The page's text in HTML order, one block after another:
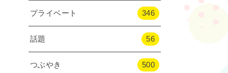
プライベート 346
話題 56
つぶやき 500